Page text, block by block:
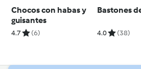
Chocos con habas y
guisantes
4.7 (6)
Bastones
4.0 (38)